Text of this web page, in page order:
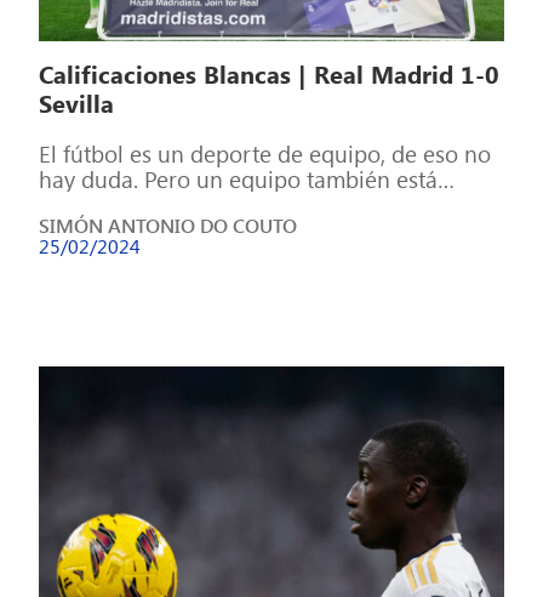
Calificaciones Blancas | Real Madrid 1-0
Sevilla
El fútbol es un deporte de equipo, de eso no
hay duda. Pero un equipo también está
SIMÓN ANTONIO DO COUTO
25/02/2024